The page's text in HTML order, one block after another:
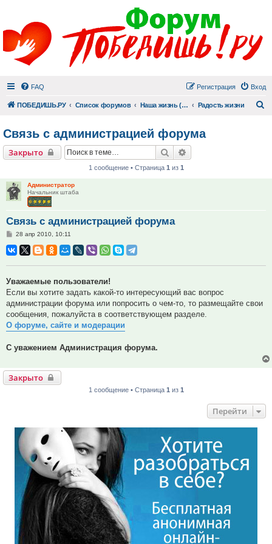
FAQ Вход
Регистрация
ПОБЕДИШЬ.РУ Список форумов Наша жизнь (не всё же о суициде!) Радость жизни
Связь с администрацией форума
Закрыто Поиск
1 сообщение • Страница 1 из 1
Администратор
Начальник штаба
Связь с администрацией форума
Сообщение
28 апр 2010, 10:11
Уважаемые пользователи!
Если вы хотите задать какой-то интересующий вас вопрос
администрации форума или попросить о чем-то, то размещайте свои
сообщения, пожалуйста в соответствующем разделе.
О форуме, сайте и модерации
С уважением Администрация форума.
Закрыто
1 сообщение • Страница 1из 1
Перейти